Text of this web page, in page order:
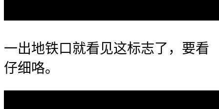
一出地铁口就看见这标志了️️，要看
仔细咯。